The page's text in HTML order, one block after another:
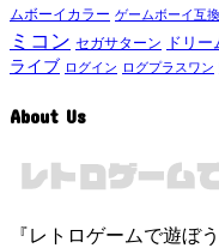
ムボーイカラー ゲームボーイ互
ミコン セガサターン ドリー
ライブ ログイン ログプラスワン
About Us
『レトロゲームで遊ぼ